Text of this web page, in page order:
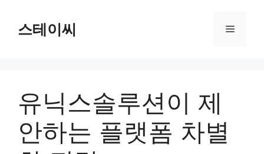
content스테이씨 Menu
유닉스솔루션이 제
안하는 플랫폼 차별